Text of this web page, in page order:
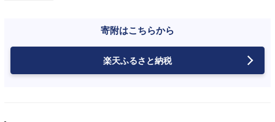
寄附はこちらから
楽天ふるさと納税